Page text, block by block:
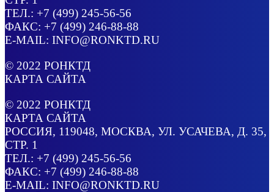
ТЕЛ.: +7 (499) 245-56-56
ФАКС: +7 (499) 246-88-88
E-MAIL: INFO@RONKTD.RU
© 2022 РОНКТД
КАРТА САЙТА
© 2022 РОНКТД
КАРТА САЙТА
РОССИЯ, 119048, МОСКВА, УЛ. УСАЧЕВА, Д. 35,
СТР. 1
ТЕЛ.: +7 (499) 245-56-56
ФАКС: +7 (499) 246-88-88
E-MAIL: INFO@RONKTD.RU